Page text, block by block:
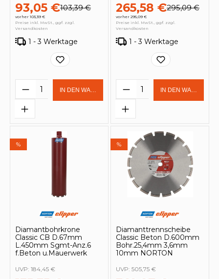
93,05 €103,39 €
vorher 103,39 €
Preise inkl. MwSt., ggf. zzgl.
Versandkosten
1 - 3 Werktage
Produkt Anzahl: Gib den
IN DEN WARENKORB
265,58 €295,09 €
vorher 295,09 €
Preise inkl. MwSt., ggf. zzgl.
Versandkosten
1 - 3 Werktage
Produkt Anzahl:
IN DEN
%
Diamantbohrkrone
Classic CB D.67mm
L.450mm Sgmt-Anz.6
f.Beton u.Mauerwerk
UVP: 184,45 €
%
Diamanttrennscheibe
Classic Beton D.600mm
Bohr.25,4mm 3,6mm
10mm NORTON
UVP: 505,75 €